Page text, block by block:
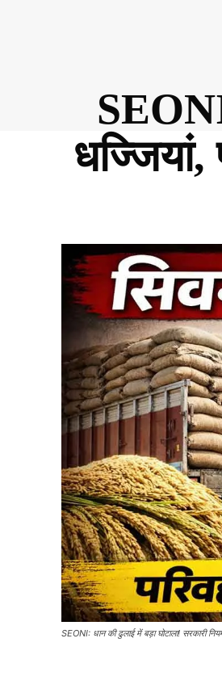
धज्जियां,
SEONI: धान की ढुलाई में बड़ा घोटाला! सरकारी